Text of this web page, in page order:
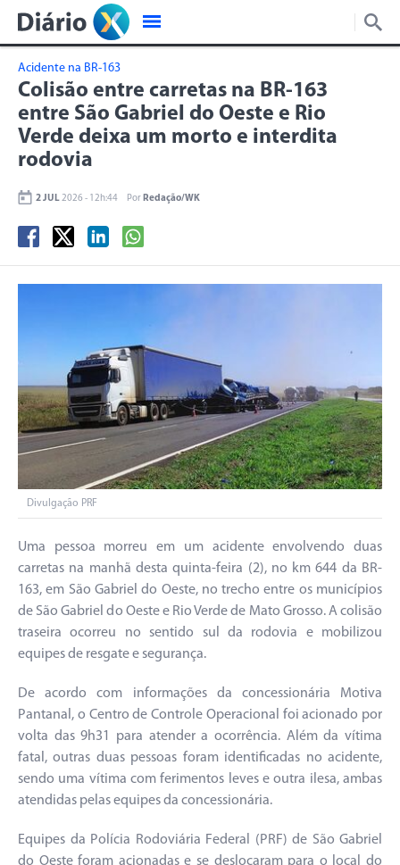
Acidente na BR-163
Colisão entre carretas na BR-163
entre São Gabriel do Oeste e Rio
Verde deixa um morto e interdita
rodovia
2 JUL2026 - 12h:44 Por Redação/WK
Divulgação PRF
Uma pessoa morreu em um acidente envolvendo duas
carretas na manhã desta quinta-feira (2), no km 644 da BR-
163, em São Gabriel do Oeste, no trecho entre os municípios
de São Gabriel do Oeste e Rio Verde de Mato Grosso. A colisão
traseira ocorreu no sentido sul da rodovia e mobilizou
equipes de resgate e segurança.
De acordo com informações da concessionária Motiva
Pantanal, o Centro de Controle Operacional foi acionado por
volta das 9h31 para atender a ocorrência. Além da vítima
fatal, outras duas pessoas foram identificadas no acidente,
sendo uma vítima com ferimentos leves e outra ilesa, ambas
atendidas pelas equipes da concessionária.
Equipes da Polícia Rodoviária Federal (PRF) de São Gabriel
do Oeste foram acionadas e se deslocaram para o local do